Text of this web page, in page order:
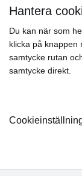
Hantera
Du kan när som
klicka på knappen
samtycke rutan
samtycke direkt.